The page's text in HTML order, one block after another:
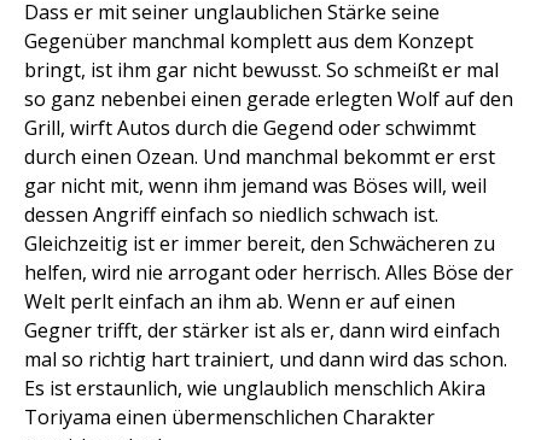
Dass er mit seiner unglaublichen Stärke seine
Gegenüber manchmal komplett aus dem Konzept
bringt, ist ihm gar nicht bewusst. So schmeißt er mal
so ganz nebenbei einen gerade erlegten Wolf auf den
Grill, wirft Autos durch die Gegend oder schwimmt
durch einen Ozean. Und manchmal bekommt er erst
gar nicht mit, wenn ihm jemand was Böses will, weil
dessen Angriff einfach so niedlich schwach ist.
Gleichzeitig ist er immer bereit, den Schwächeren zu
helfen, wird nie arrogant oder herrisch. Alles Böse der
Welt perlt einfach an ihm ab. Wenn er auf einen
Gegner trifft, der stärker ist als er, dann wird einfach
mal so richtig hart trainiert, und dann wird das schon.
Es ist erstaunlich, wie unglaublich menschlich Akira
Toriyama einen übermenschlichen Charakter